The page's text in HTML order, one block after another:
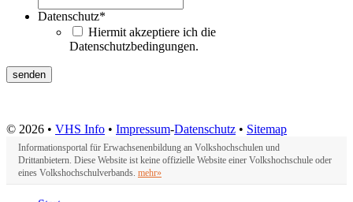
Datenschutz*
Hiermit akzeptiere ich die
Datenschutzbedingungen.
© 2026 • VHS Info • Impressum-Datenschutz • Sitemap
Informationsportal für Erwachsenenbildung an Volkshochschulen und
Drittanbietern. Diese Website ist keine offizielle Website einer Volkshochschule oder
eines Volkshochschulverbands. mehr»